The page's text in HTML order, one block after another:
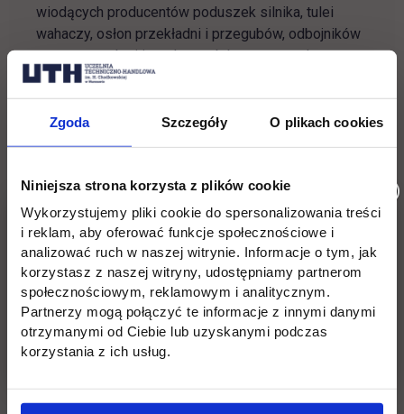
Zgoda Szczegóły O plikach cookies
Niniejsza strona korzysta z plików cookie
Wykorzystujemy pliki cookie do spersonalizowania treści
i reklam, aby oferować funkcje społecznościowe i
analizować ruch w naszej witrynie. Informacje o tym, jak
korzystasz z naszej witryny, udostępniamy partnerom
społecznościowym, reklamowym i analitycznym.
Partnerzy mogą połączyć te informacje z innymi danymi
otrzymanymi od Ciebie lub uzyskanymi podczas
korzystania z ich usług.
wiodących producentów poduszek silnika, tulei
wahaczy, osłon przekładni i przegubów, odbojników
amortyzatorów i innych wyrobów gumowych na
rynku motoryzacyjnym, a także dostawcą rozwiązań
metalowych, gumowych i poliuretanowych. Firma
wspiera wszelkie działania w zakresie
indywidualnych konstrukcji układów zawieszeń
sponsorem wielu czołowych zawodników i
współorganizatorem imprez motorsportowych.
TEDGUM będzie wspierać UTH w zakresie spotkań
z praktyką, szkoleń, praktyk, staży i imprez
motoryzacyjnych.